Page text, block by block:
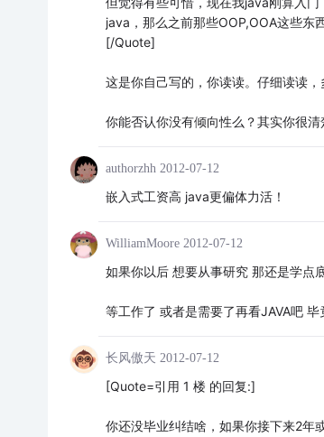
java，那么之前那些OOP,OOA这些东
[/Quote]
这是你自己写的，你读读。仔细读读，
你能否认你没有倾向性么？其实你很
authorzhh 2012-07-12
嵌入式工资高 java更偏体力活！
WilliamMoore 2012-07-12
如果你以后 想要从事研究 那还是学点
等工作了 或者是需要了再看JAVA吧
长风傲天 2012-07-12
[Quote=引用 1 楼 的回复:]
你还没毕业纠结啥，如果你接下来2年